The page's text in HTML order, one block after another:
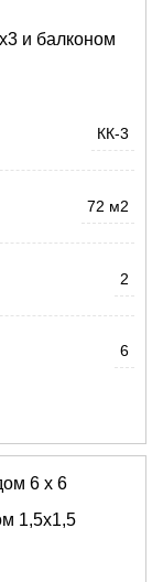
и балконом
КК-3
72 м2
2
6
1,5х1,5